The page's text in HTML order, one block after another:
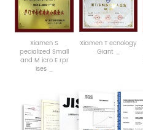
XiamenS
pecialized Small
and M icroErpr
ises _
XiamenTecnology
Giant _